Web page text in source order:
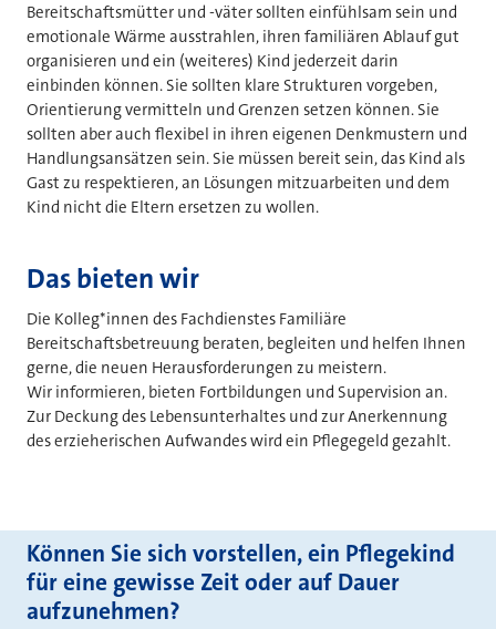
Bereitschaftsmütter und -väter sollten einfühlsam sein und
emotionale Wärme ausstrahlen, ihren familiären Ablauf gut
organisieren und ein (weiteres) Kind jederzeit darin
einbinden können. Sie sollten klare Strukturen vorgeben,
Orientierung vermitteln und Grenzen setzen können. Sie
sollten aber auch flexibel in ihren eigenen Denkmustern und
Handlungsansätzen sein. Sie müssen bereit sein, das Kind als
Gast zu respektieren, an Lösungen mitzuarbeiten und dem
Kind nicht die Eltern ersetzen zu wollen.
Das bieten wir
Die Kolleg*innen des Fachdienstes Familiäre
Bereitschaftsbetreuung beraten, begleiten und helfen Ihnen
gerne, die neuen Herausforderungen zu meistern.
Wir informieren, bieten Fortbildungen und Supervision an.
Zur Deckung des Lebensunterhaltes und zur Anerkennung
des erzieherischen Aufwandes wird ein Pflegegeld gezahlt.
Können Sie sich vorstellen, ein Pflegekind
für eine gewisse Zeit oder auf Dauer
aufzunehmen?